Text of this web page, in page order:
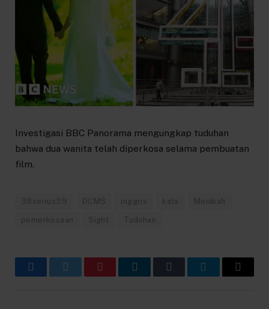
Investigasi BBC Panorama mengungkap tuduhan
bahwa dua wanita telah diperkosa selama pembuatan
film.
39serius39 DCMS inggris kata Menikah
pemerkosaan Sight Tuduhan
FacebookTwitter PinterestLinkedInTumblr TelegramEmail